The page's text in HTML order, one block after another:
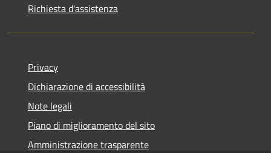
Richiesta d'assistenza
Privacy
Dichiarazione di accessibilità
Note legali
Piano di miglioramento del sito
Amministrazione trasparente